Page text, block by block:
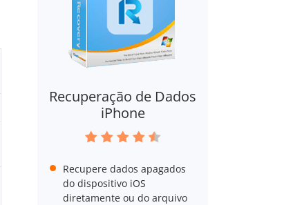
Recuperação de Dados
iPhone
Recupere dados apagados
do dispositivo iOS
diretamente ou do arquivo